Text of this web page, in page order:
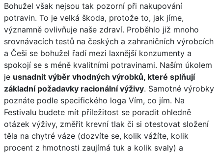
Bohužel však nejsou tak pozorní při nakupování
potravin. To je velká škoda, protože to, jak jíme,
významně ovlivňuje naše zdraví. Proběhlo již mnoho
srovnávacích testů na českých a zahraničních výrobcích
a Češi se bohužel řadí mezi laxnější konzumenty a
spokojí se s méně kvalitními potravinami. Naším úkolem
je usnadnit výběr vhodných výrobků, které splňují
základní požadavky racionální výživy. Samotné výrobky
poznáte podle specifického loga Vím, co jím. Na
Festivalu budete mít příležitost se poradit ohledně
otázek výživy, změřit krevní tlak či si otestovat složení
těla na chytré váze (dozvíte se, kolik vážíte, kolik
procent z hmotnosti zaujímá tuk a kolik svaly) a